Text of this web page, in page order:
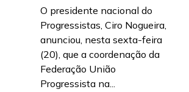
O presidente nacional do
Progressistas, Ciro Nogueira,
anunciou, nesta sexta-feira
(20), que a coordenação da
Federação União
Progressista na...